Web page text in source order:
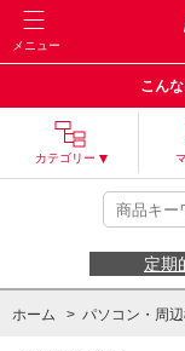
メニュー
こん
カテゴリー
定期
ホーム > パソコン・周